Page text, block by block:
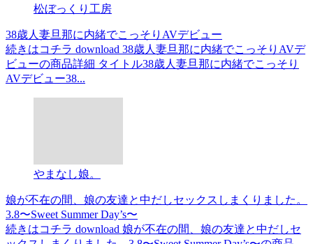
松ぼっくり工房
38歳人妻旦那に内緒でこっそりAVデビュー
続きはコチラ download 38歳人妻旦那に内緒でこっそりAVデ
ビューの商品詳細 タイトル38歳人妻旦那に内緒でこっそり
AVデビュー38...
やまなし娘。
娘が不在の間、娘の友達と中だしセックスしまくりました。
3.8〜Sweet Summer Day’s〜
続きはコチラ download 娘が不在の間、娘の友達と中だしセ